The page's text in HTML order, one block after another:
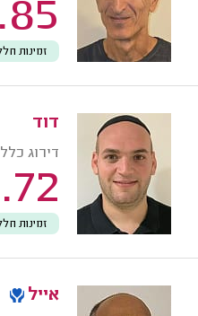
זמינות
דוד
דירוג
זמינות
אייל